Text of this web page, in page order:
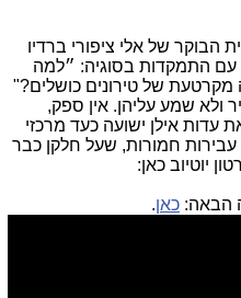
הבוקר של אלי ציפורי ברדיו
כ-15 דקות, עם התמקדות בסוגיה: ״למה
מקרטעת של טירונים כושלים?"
ולא שמע עליהן. אין ספק,
עדות אילן ישועה כעד מרכזי
חמורות, שעל חלקן כבר
יוטיוב כאן:
הבאה: כאן.